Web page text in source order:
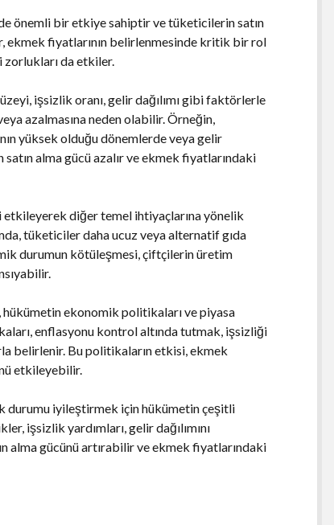
önemli bir etkiye sahiptir ve tüketicilerin satın
ekmek fiyatlarının belirlenmesinde kritik bir rol
zorlukları da etkiler.
işsizlik oranı, gelir dağılımı gibi faktörlerle
azalmasına neden olabilir. Örneğin,
yüksek olduğu dönemlerde veya gelir
alma gücü azalır ve ekmek fiyatlarındaki
diğer temel ihtiyaçlarına yönelik
tüketiciler daha ucuz veya alternatif gıda
durumun kötüleşmesi, çiftçilerin üretim
ekonomik politikaları ve piyasa
enflasyonu kontrol altında tutmak, işsizliği
belirlenir. Bu politikaların etkisi, ekmek
etkileyebilir.
durumu iyileştirmek için hükümetin çeşitli
işsizlik yardımları, gelir dağılımını
gücünü artırabilir ve ekmek fiyatlarındaki